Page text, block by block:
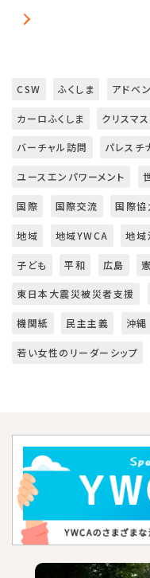
CSW ふくしま アドベ
カーロふくしま クリスマス
バーチャル訪問 パレスチ
ユースエンパワーメント
国際 国際交流 国際協
地域 地域YWCA 地域
子ども 平和 広島
東日本大震災被災者支援
機関紙 民主主義 沖縄
若い女性のリーダーシップ